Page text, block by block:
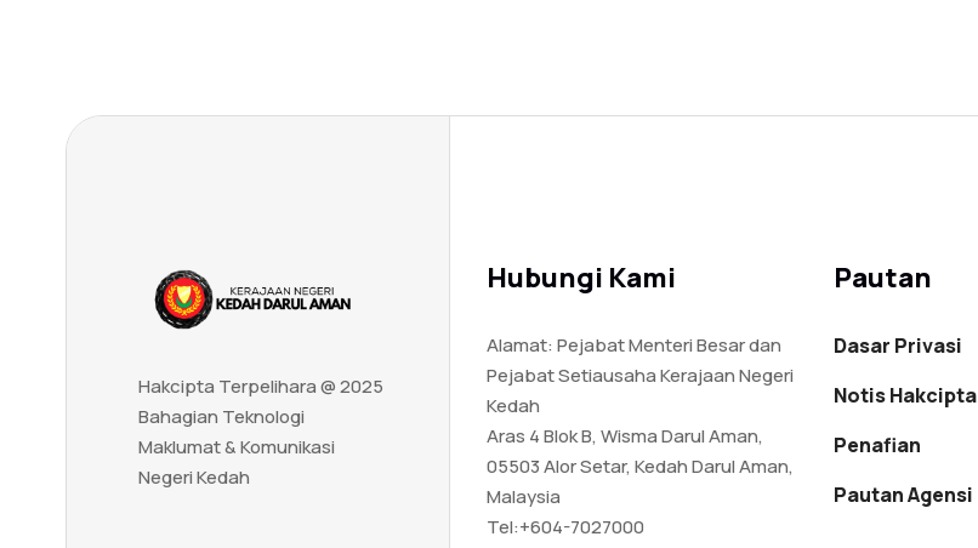
Hakcipta Terpelihara @ 2025
Bahagian Teknologi
Maklumat & Komunikasi
Negeri Kedah
Hubungi Kami
Alamat: Pejabat Menteri Besar dan
Pejabat Setiausaha Kerajaan Negeri
Kedah
Aras 4 Blok B, Wisma Darul Aman,
05503 Alor Setar, Kedah Darul Aman,
Malaysia
Tel:+604-7027000
Pautan
Dasar Privasi
Notis Hakcipta
Penafian
Pautan Agensi